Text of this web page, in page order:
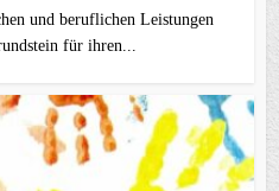
und beruflichen Leistungen
für ihren...